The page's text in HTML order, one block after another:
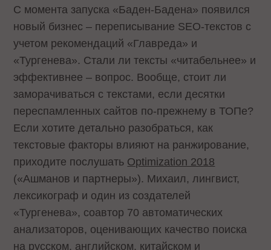
С момента запуска «Баден-Бадена» появился
новый бизнес – переписывание SEO-текстов с
учетом рекомендаций «Главреда» и
«Тургенева». Стали ли тексты «читабельнее» и
эффективнее – вопрос. Вообще, стоит ли
заморачиваться с текстами, если десятки
переспамленных сайтов по-прежнему в ТОПе?
Если хотите детально разобраться, как
текстовые факторы влияют на ранжирование,
приходите послушать Optimization 2018
(«Ашманов и партнеры»). Михаил, лингвист,
лексикограф и один из создателей
«Тургенева», соавтор 70 автоматических
анализаторов, оценивающих качество поиска
на русском, английском, китайском и